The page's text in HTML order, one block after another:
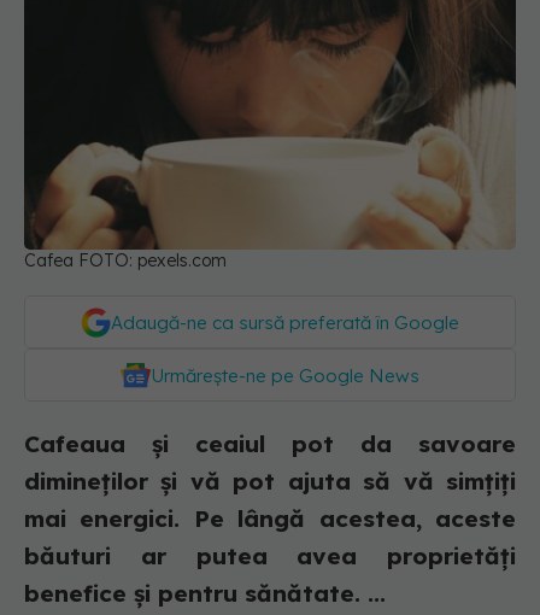
Cafea FOTO: pexels.com
Adaugă-ne ca sursă preferată în Google
Urmărește-ne pe Google News
Cafeaua și ceaiul pot da savoare
dimineților și vă pot ajuta să vă simțiți
mai energici. Pe lângă acestea, aceste
băuturi ar putea avea proprietăți
benefice și pentru sănătate. ...